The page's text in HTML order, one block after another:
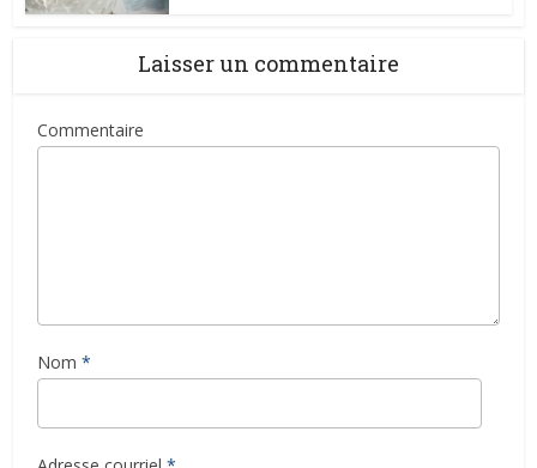
Laisser un commentaire
Commentaire
Nom *